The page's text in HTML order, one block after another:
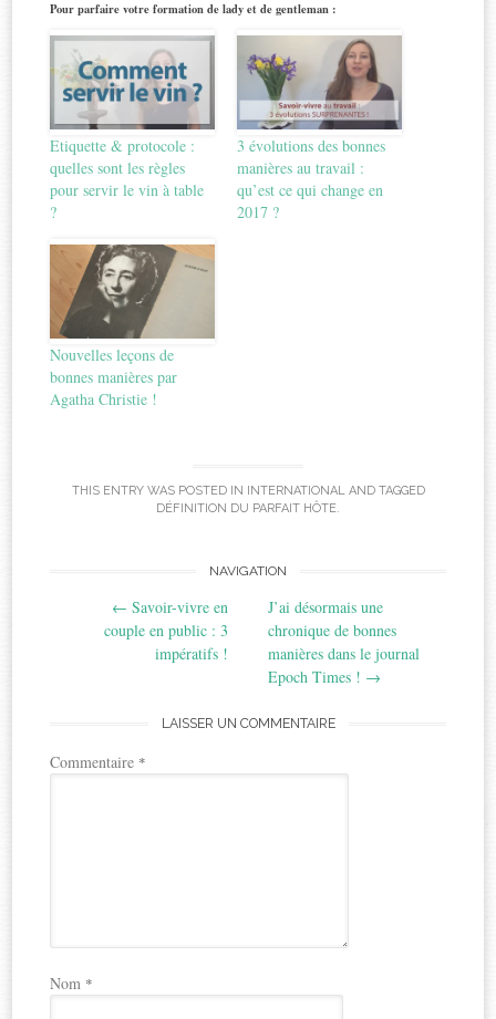
Pour parfaire votre formation de lady et de gentleman :
Etiquette & protocole :
quelles sont les règles
pour servir le vin à table
?
3 évolutions des bonnes
manières au travail :
qu’est ce qui change en
2017 ?
Nouvelles leçons de
bonnes manières par
Agatha Christie !
THIS ENTRY WAS POSTED IN INTERNATIONALAND TAGGED
DÉFINITION DU PARFAIT HÔTE.
navigation
NAVIGATION
← Savoir-vivre en
couple en public : 3
impératifs !
J’ai désormais une
chronique de bonnes
manières dans le journal
Epoch Times ! →
LAISSER UN COMMENTAIRE
Commentaire *
Nom *